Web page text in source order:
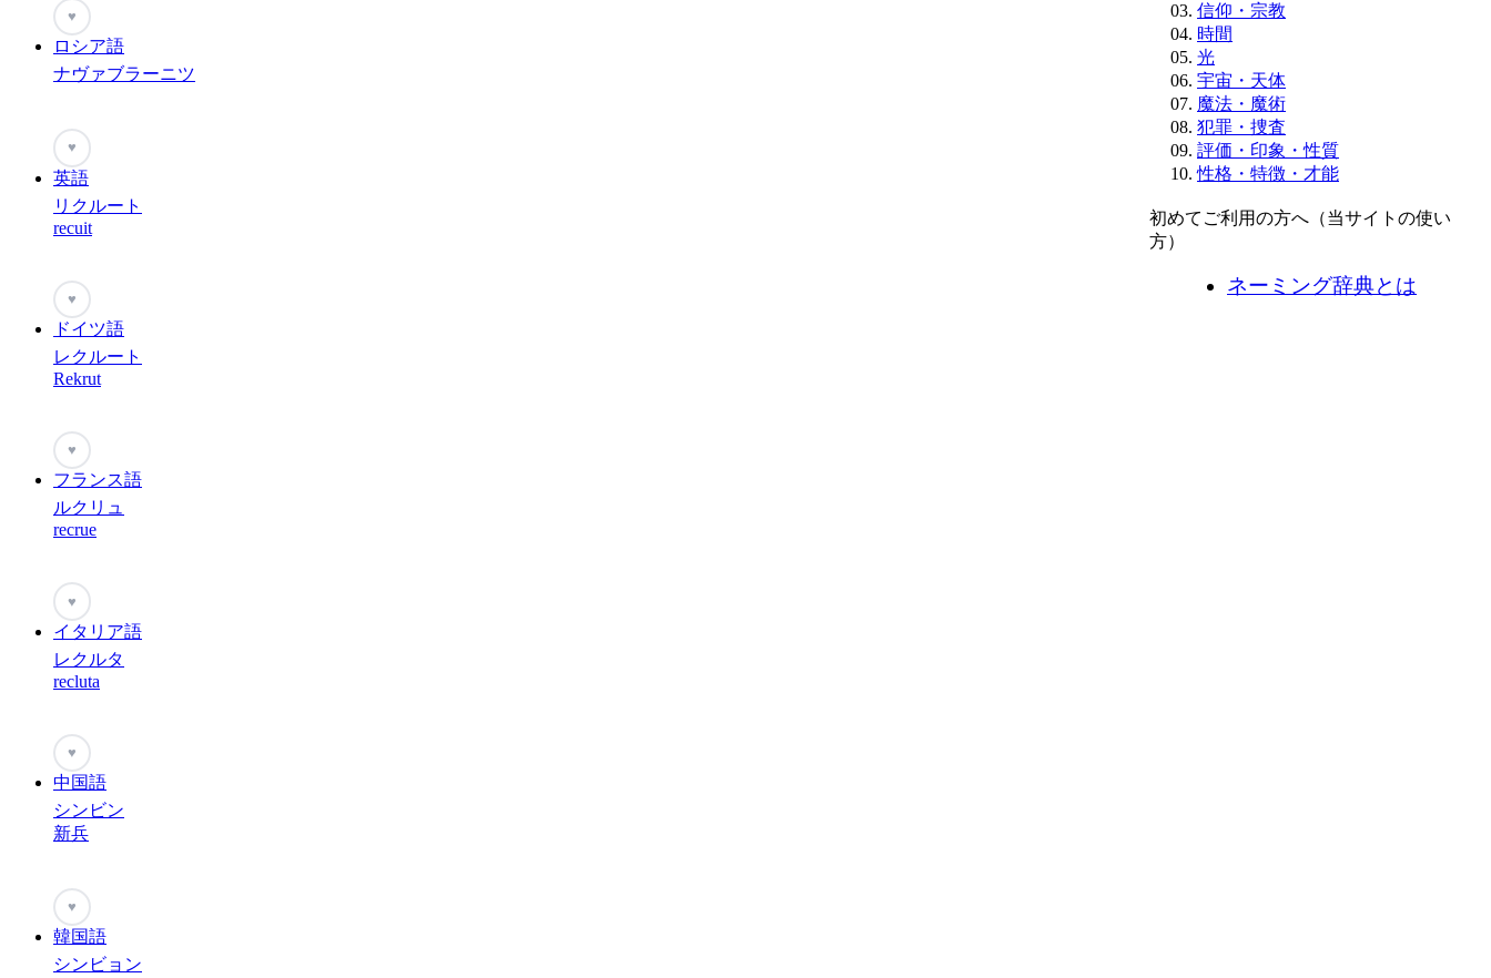
♥
ロシア語
ナヴァブラーニツ
♥
英語
リクルート
recuit
♥
ドイツ語
レクルート
Rekrut
♥
フランス語
ルクリュ
recrue
♥
イタリア語
レクルタ
recluta
♥
中国語
シンビン
新兵
♥
韓国語
シンビョン
信仰・宗教
時間
光
宇宙・天体
魔法・魔術
犯罪・捜査
評価・印象・性質
性格・特徴・才能
初めてご利用の方へ（当サイトの使い
方）
ネーミング辞典とは